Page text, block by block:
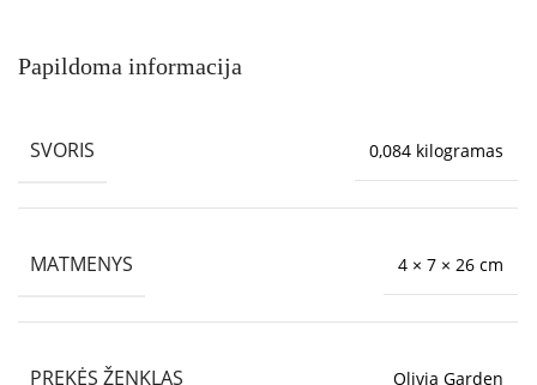
Papildoma informacija
SVORIS 0,084 kilogramas
MATMENYS 4 × 7 × 26 cm
PREKĖS ŽENKLAS Olivia Garden